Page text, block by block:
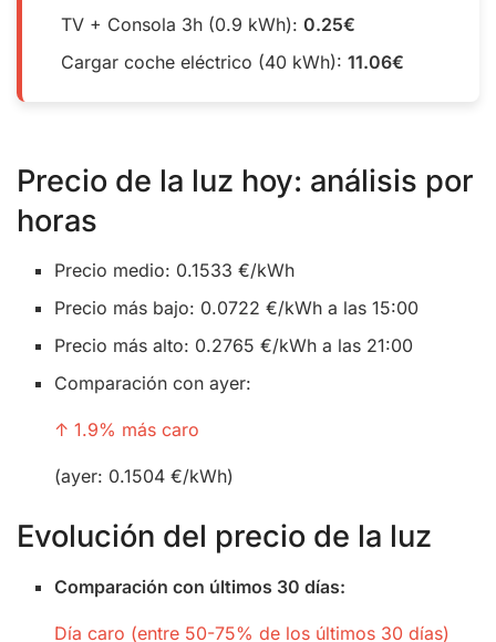
TV + Consola 3h (0.9 kWh): 0.25€
Cargar coche eléctrico (40 kWh): 11.06€
Precio de la luz hoy: análisis por
horas
Precio medio: 0.1533 €/kWh
Precio más bajo: 0.0722 €/kWh a las 15:00
Precio más alto: 0.2765 €/kWh a las 21:00
Comparación con ayer:
↑ 1.9% más caro
(ayer: 0.1504 €/kWh)
Evolución del precio de la luz
Comparación con últimos 30 días:
Día caro (entre 50-75% de los últimos 30 días)